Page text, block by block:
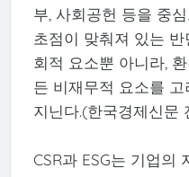
부, 사회공헌 등을 중
초점이 맞춰져 있는
회적 요소뿐 아니라,
든 비재무적 요소를
지닌다.(한국경제신문
CSR과 ESG는 기업의